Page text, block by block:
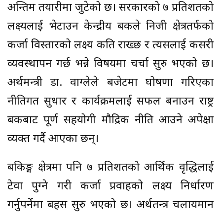
अन्तिम तयारीमा जुटेको छ। सरकारको ७ प्रतिशतको
लक्ष्यलाई भेटाउन केन्द्रीय बैंकले निजी क्षेत्रतर्फको
कर्जा विस्तारको लक्ष्य कति राख्छ र त्यसलाई कसरी
व्यवस्थापन गर्छ भन्ने विषयमा चर्चा सुरु भएको छ।
अर्थमन्त्री डा. वाग्लेले बजेटमा घोषणा गरिएका
नीतिगत सुधार र कार्यक्रमलाई सफल बनाउन राष्ट्र
बैंकबाट पूर्ण सहयोगी मौद्रिक नीति आउने अपेक्षा
व्यक्त गर्दै आएका छन्।
बैंकिङ्ग क्षेत्रमा पनि ७ प्रतिशतको आर्थिक वृद्धिलाई
टेवा पुग्ने गरी कर्जा प्रवाहको लक्ष्य निर्धारण
गर्नुपर्नेमा बहस सुरु भएको छ। अर्थतन्त्र चलायमान